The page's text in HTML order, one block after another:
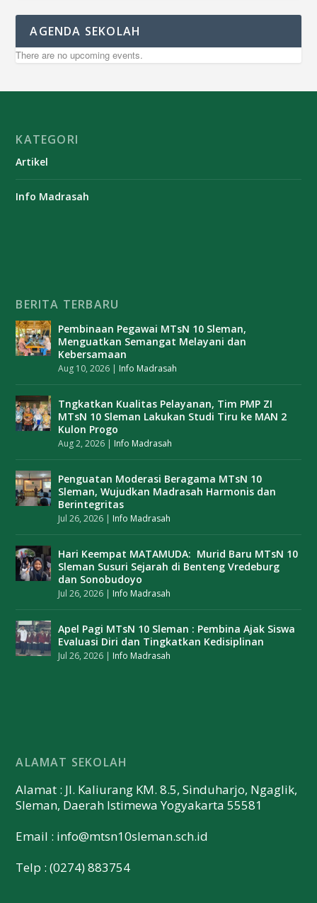
AGENDA SEKOLAH
There are no upcoming events.
KATEGORI
Artikel
Info Madrasah
BERITA TERBARU
Pembinaan Pegawai MTsN 10 Sleman,
Menguatkan Semangat Melayani dan
Kebersamaan
Aug 10, 2026 | Info Madrasah
Tngkatkan Kualitas Pelayanan, Tim PMP ZI
MTsN 10 Sleman Lakukan Studi Tiru ke MAN 2
Kulon Progo
Aug 2, 2026 | Info Madrasah
Penguatan Moderasi Beragama MTsN 10
Sleman, Wujudkan Madrasah Harmonis dan
Berintegritas
Jul 26, 2026 | Info Madrasah
Hari Keempat MATAMUDA: Murid Baru MTsN 10
Sleman Susuri Sejarah di Benteng Vredeburg
dan Sonobudoyo
Jul 26, 2026 | Info Madrasah
Apel Pagi MTsN 10 Sleman : Pembina Ajak Siswa
Evaluasi Diri dan Tingkatkan Kedisiplinan
Jul 26, 2026 | Info Madrasah
ALAMAT SEKOLAH
Alamat : Jl. Kaliurang KM. 8.5, Sinduharjo, Ngaglik,
Sleman, Daerah Istimewa Yogyakarta 55581
Email : info@mtsn10sleman.sch.id
Telp : (0274) 883754